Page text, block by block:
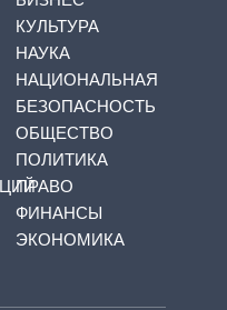
КУЛЬТУРА
НАУКА
НАЦИОНАЛЬНАЯ
БЕЗОПАСНОСТЬ
ОБЩЕСТВО
ПОЛИТИКА
ПРАВО
ФИНАНСЫ
ЭКОНОМИКА